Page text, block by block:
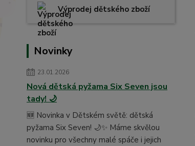
Výprodej dětského zboží
Novinky
23.01.2026
Nová dětská pyžama Six Seven jsou
tady! 🌙
🆕 Novinka v Dětském světě: dětská
pyžama Six Seven! 🌙✨ Máme skvělou
novinku pro všechny malé spáče i jejich